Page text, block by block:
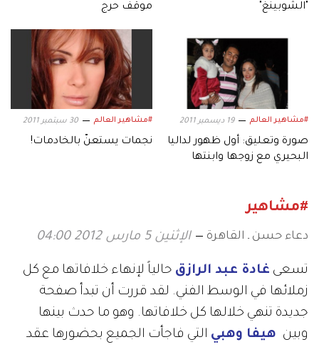
"الشوبينغ"
موقف حرج
#مشاهير العالم 19 ديسمبر 2011
صورة وتعليق: أول ظهور لداليا
البحيري مع زوجها وابنتها
#مشاهير العالم 30 سبتمبر 2011
نجمات يستعنّ بالخادمات!
#مشاهير
دعاء حسن ـ القاهرة الإثنين 5 مارس 2012 04:00
تسعى غادة عبد الرازق حالياً لإنهاء خلافاتها مع كل
زملائها في الوسط الفني. لقد قررت أن تبدأ صفحة
جديدة تنهي خلالها كل خلافاتها. وهو ما حدث بينها
وبين هيفا وهبي التي فاجأت الجميع بحضورها عقد